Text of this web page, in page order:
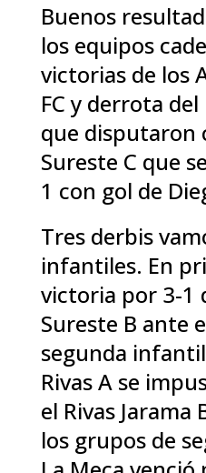
Buenos
los equipos
victorias de los
FC y derrota
que disputaron
Sureste C que
1 con gol de
Tres derbis
infantiles. En
victoria por 3-1
Sureste B ante
segunda
Rivas A se
el Rivas Jarama
los grupos de